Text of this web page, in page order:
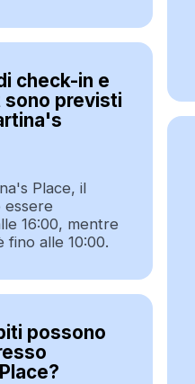
check-in e
previsti
Place, il
essere
16:00, mentre
fino alle 10:00.
possono